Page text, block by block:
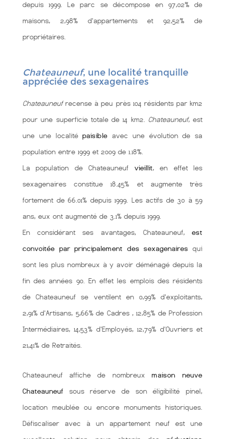
depuis 1999. Le parc se décompose en 97,02% de
maisons, 2,98% d'appartements et 92,52% de
propriétaires.
Chateauneuf, une localité tranquille
appréciée des sexagenaires
Chateauneufrecense à peu près 104 résidents par km2
pour une superficie totale de 14 km2. Chateauneuf, est
une une localitépaisible avec une évolution de sa
population entre 1999 et 2009 de 1.18%.
La population de Chateauneufvieillit, en effet les
sexagenaires constitue 18.45% et augmente très
fortement de 66.01% depuis 1999. Les actifs de 30 à 59
ans, eux ont augmenté de 3.1% depuis 1999.
En considérant ses avantages, Chateauneuf, est
convoitée par principalement des sexagenaires qui
sont les plus nombreux à y avoir déménagé depuis la
fin des années 90. En effet les emplois des résidents
de Chateauneuf se ventilent en 0,99% d'exploitants,
2,91% d'Artisans, 5,66% de Cadres , 12,85% de Profession
Intermédiaires, 14,53% d'Employés, 12,79% d'Ouvriers et
21,41% de Retraités.
Chateauneuf affiche de nombreux maison neuve
Chateauneuf sous réserve de son éligibilité pinel,
location meublée ou encore monuments historiques.
Défiscaliser avec à un appartement neuf est une